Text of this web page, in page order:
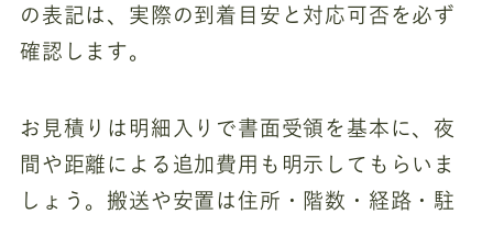
の表記は、実際の到着目安と対応可否を必ず
確認します。
お見積りは明細入りで書面受領を基本に、夜
間や距離による追加費用も明示してもらいま
しょう。搬送や安置は住所・階数・経路・駐